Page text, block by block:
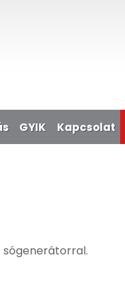
GYIK Kapcsolat
sógenerátorral.